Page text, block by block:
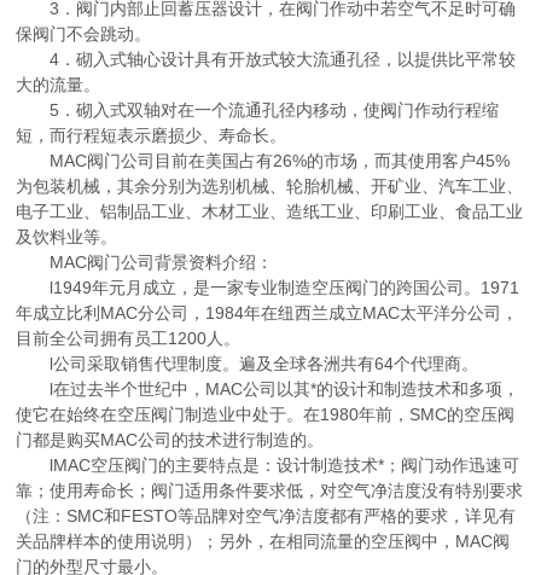
3．阀门内部止回蓄压器设计，在阀门作动中若空气不足时可确
保阀门不会跳动。
4．砌入式轴心设计具有开放式较大流通孔径，以提供比平常较
大的流量。
5．砌入式双轴对在一个流通孔径内移动，使阀门作动行程缩
短，而行程短表示磨损少、寿命长。
MAC阀门公司目前在美国占有26%的市场，而其使用客户45%
为包装机械，其余分别为选别机械、轮胎机械、开矿业、汽车工业、
电子工业、铝制品工业、木材工业、造纸工业、印刷工业、食品工业
及饮料业等。
MAC阀门公司背景资料介绍：
l1949年元月成立，是一家专业制造空压阀门的跨国公司。1971
年成立比利MAC分公司，1984年在纽西兰成立MAC太平洋分公司，
目前全公司拥有员工1200人。
l公司采取销售代理制度。遍及全球各洲共有64个代理商。
l在过去半个世纪中，MAC公司以其*的设计和制造技术和多项，
使它在始终在空压阀门制造业中处于。在1980年前，SMC的空压阀
门都是购买MAC公司的技术进行制造的。
lMAC空压阀门的主要特点是：设计制造技术*；阀门动作迅速可
靠；使用寿命长；阀门适用条件要求低，对空气净洁度没有特别要求
（注：SMC和FESTO等品牌对空气净洁度都有严格的要求，详见有
关品牌样本的使用说明）；另外，在相同流量的空压阀中，MAC阀
门的外型尺寸最小。